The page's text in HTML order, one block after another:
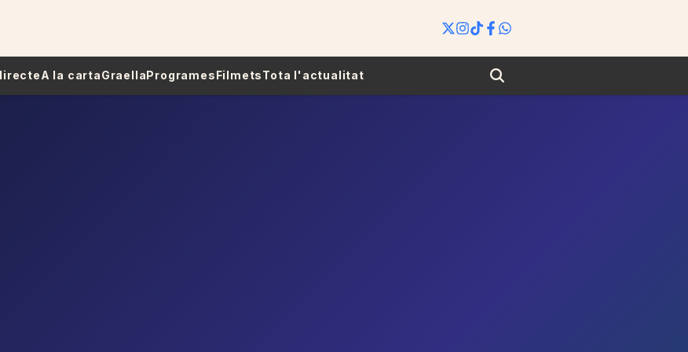
A la cartaGraellaProgramesFilmetsTota l'actualitat Search